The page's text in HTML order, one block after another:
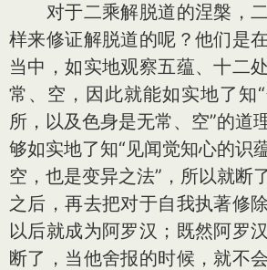
对于二乘解脱道的涅槃，二
样来修证解脱道的呢？他们是
当中，如实地观察五蕴、十二
常、空，因此就能如实地了知
所，以及色身是无常、空”的道
够如实地了知“见闻觉知心的识
空，也是变异之法”，所以就断
之后，再去把对于自我执著修
以后就成为阿罗汉；既然阿罗
断了，当他舍报的时候，就不